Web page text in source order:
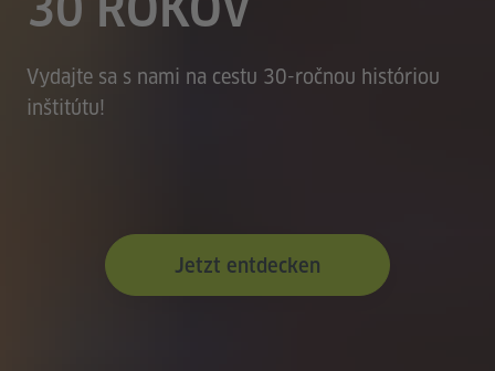
Vydajte sa s nami na cestu 30-ročnou históriou
inštitútu!
Jetzt entdecken